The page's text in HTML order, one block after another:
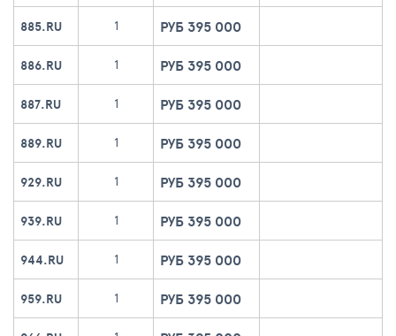
885.RU 1 РУБ 395 000
886.RU 1 РУБ 395 000
887.RU 1 РУБ 395 000
889.RU 1 РУБ 395 000
929.RU 1 РУБ 395 000
939.RU 1 РУБ 395 000
944.RU 1 РУБ 395 000
959.RU 1 РУБ 395 000